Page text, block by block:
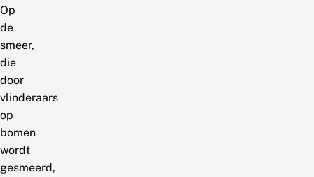
Op
de
smeer,
die
door
vlinderaars
op
bomen
wordt
gesmeerd,